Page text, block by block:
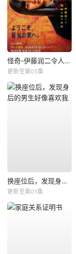
怪奇-伊藤润二令人彻夜难眠的奇异故事－
更新至第05集
换座位后，发现身后的男生好像喜欢我
更新至第01集